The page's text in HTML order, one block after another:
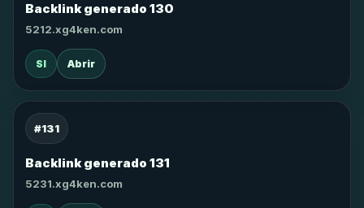
Backlink generado 130
5212.xg4ken.com
SI Abrir
#131
Backlink generado 131
5231.xg4ken.com